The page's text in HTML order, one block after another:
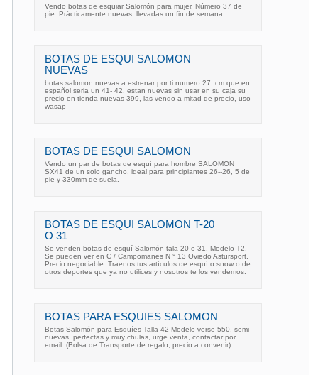
Vendo botas de esquiar Salomón para mujer. Número 37 de
pie. Prácticamente nuevas, llevadas un fin de semana.
BOTAS DE ESQUI SALOMON
NUEVAS
botas salomon nuevas a estrenar por ti numero 27. cm que en
español seria un 41- 42. estan nuevas sin usar en su caja su
precio en tienda nuevas 399, las vendo a mitad de precio, uso
wasap
BOTAS DE ESQUI SALOMON
Vendo un par de botas de esquí para hombre SALOMON
SX41 de un solo gancho, ideal para principiantes 26--26, 5 de
pie y 330mm de suela.
BOTAS DE ESQUI SALOMON T-20
O 31
Se venden botas de esquí Salomón tala 20 o 31. Modelo T2.
Se pueden ver en C / Campomanes N ° 13 Oviedo Astursport.
Precio negociable. Traenos tus artículos de esquí o snow o de
otros deportes que ya no utilices y nosotros te los vendemos.
BOTAS PARA ESQUIES SALOMON
Botas Salomón para Esquíes Talla 42 Modelo verse 550, semi-
nuevas, perfectas y muy chulas, urge venta, contactar por
email. (Bolsa de Transporte de regalo, precio a convenir)